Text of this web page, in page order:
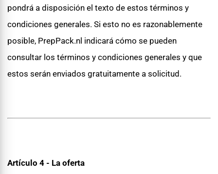
pondrá a disposición el texto de estos términos y
condiciones generales. Si esto no es razonablemente
posible, PrepPack.nl indicará cómo se pueden
consultar los términos y condiciones generales y que
estos serán enviados gratuitamente a solicitud.
Artículo 4 - La oferta